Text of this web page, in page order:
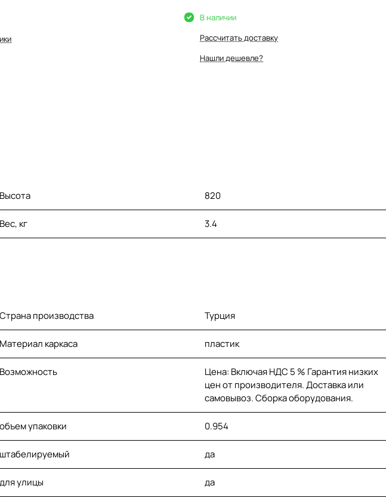
В наличии
Рассчитать доставку
Нашли дешевле?
Высота 820
Вес, кг 3.4
Страна производства Турция
Материал каркаса пластик
Возможность
Цена: Включая НДС 5 % Гарантия низких
цен от производителя. Доставка или
самовывоз. Сборка оборудования.
объем упаковки 0.954
штабелируемый да
для улицы да